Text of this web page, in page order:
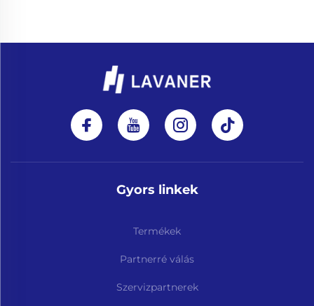
Gyors linkek
Termékek
Partnerré válás
Szervizpartnerek